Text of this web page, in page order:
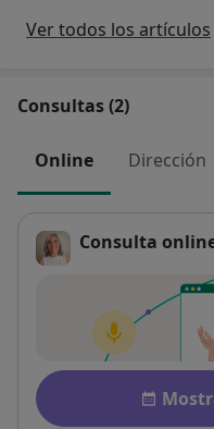
Ver todos los artículos
Consultas (2)
Online Dirección
Consulta
Disponibilidad